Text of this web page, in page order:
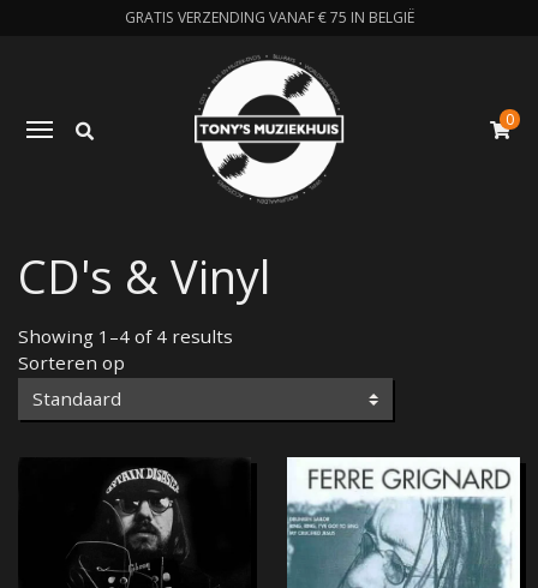
GRATIS VERZENDING VANAF € 75 IN BELGIË
Toggle navigation 0
CD's & Vinyl
Showing 1–4 of 4 results
Sorteren op